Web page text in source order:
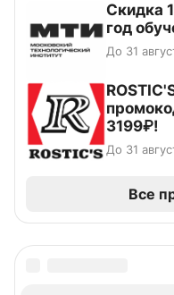
Скидка
год
До 31
3199₽!
До 31
Все